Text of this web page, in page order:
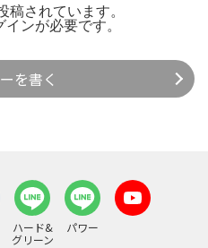
稿されています。
インが必要です。
を書く
ハード&
グリーン
パワー